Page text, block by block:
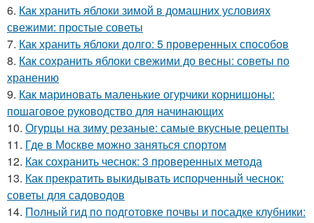
6. Как хранить яблоки зимой в домашних условиях
свежими: простые советы
7. Как хранить яблоки долго: 5 проверенных способов
8. Как сохранить яблоки свежими до весны: советы по
хранению
9. Как мариновать маленькие огурчики корнишоны:
пошаговое руководство для начинающих
10. Огурцы на зиму резаные: самые вкусные рецепты
11. Где в Москве можно заняться спортом
12. Как сохранить чеснок: 3 проверенных метода
13. Как прекратить выкидывать испорченный чеснок:
советы для садоводов
14. Полный гид по подготовке почвы и посадке клубники: